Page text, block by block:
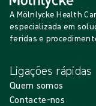
A Mölnlycke Health
especializada em
feridas e
Ligações rápidas
Quem somos
Contacte-nos